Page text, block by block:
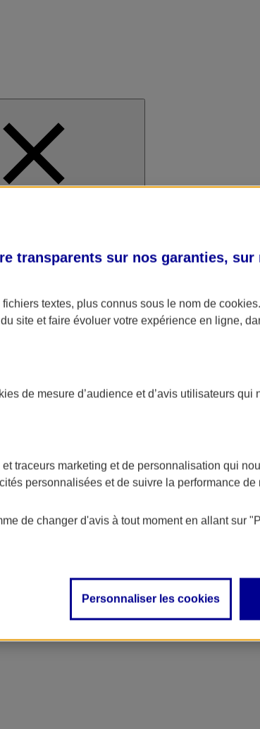
transparents sur nos garanties, sur
textes, plus connus sous le nom de cookies
site et faire évoluer votre expérience en ligne,
de mesure d’audience et d’avis utilisateurs
traceurs marketing et de personnalisation qui
personnalisées et de suivre la performance de
de changer d'avis à tout moment en allant sur
Personnaliser les cookies